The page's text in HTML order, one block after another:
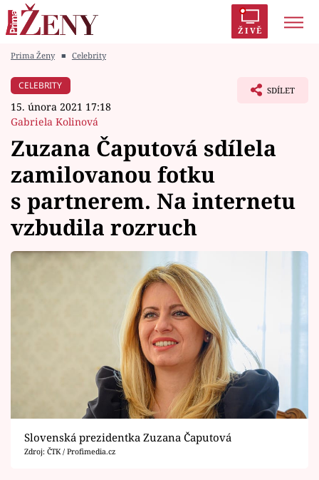
ŽIVĚ
Módní alarm
Témata
Celebrity
Vztahy
Sledujte prima+
Filmový festival Karlovy Vary
Prima Ženy ■ Celebrity
CELEBRITY
15. února 2021 17:18
Gabriela Kolinová
SDÍLET
Zuzana Čaputová sdílela
zamilovanou fotku
s partnerem. Na internetu
vzbudila rozruch
Slovenská prezidentka Zuzana Čaputová
Zdroj: ČTK / Profimedia.cz